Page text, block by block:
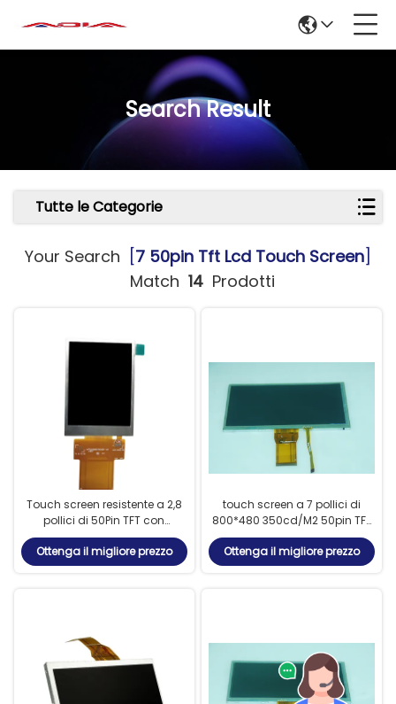
Search Result
Tutte le Categorie
Your Search [7 50pin Tft Lcd Touch Screen]
Match 14 Prodotti
Touch screen resistente a 2,8
pollici di 50Pin TFT con
l'interfaccia di RGB
Ottenga il migliore prezzo
touch screen a 7 pollici di
800*480 350cd/M2 50pin TFT
LCD
Ottenga il migliore prezzo